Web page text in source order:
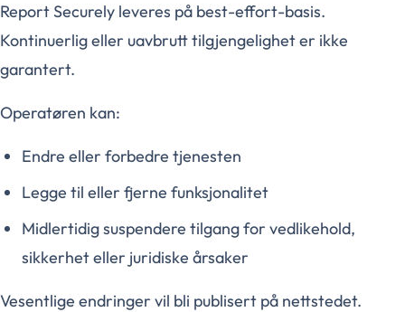
Report Securely leveres på best-effort-basis.
Kontinuerlig eller uavbrutt tilgjengelighet er ikke
garantert.
Operatøren kan:
Endre eller forbedre tjenesten
Legge til eller fjerne funksjonalitet
Midlertidig suspendere tilgang for vedlikehold,
sikkerhet eller juridiske årsaker
Vesentlige endringer vil bli publisert på nettstedet.